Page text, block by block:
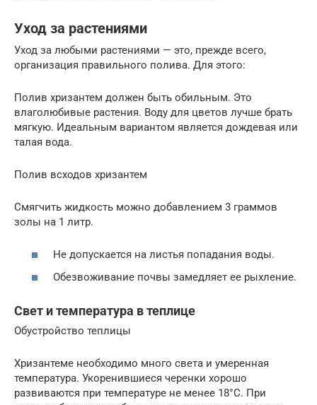
Уход за растениями
Уход за любыми растениями — это, прежде всего,
организация правильного полива. Для этого:
Полив хризантем должен быть обильным. Это
влаголюбивые растения. Воду для цветов лучше брать
мягкую. Идеальным вариантом является дождевая или
талая вода.
Полив всходов хризантем
Смягчить жидкость можно добавлением 3 граммов
золы на 1 литр.
Не допускается на листья попадания воды.
Обезвоживание почвы замедляет ее рыхление.
Свет и температура в теплице
Обустройство теплицы
Хризантеме необходимо много света и умеренная
температура. Укоренившиеся черенки хорошо
развиваются при температуре не менее 18°С. При